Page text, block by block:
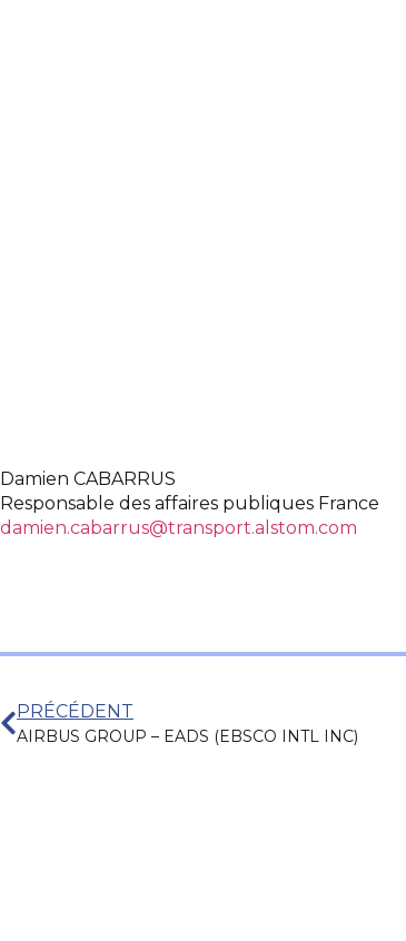
Damien CABARRUS
Responsable des affaires publiques France
damien.cabarrus@transport.alstom.com
PRÉCÉDENT
AIRBUS GROUP – EADS (EBSCO INTL INC)